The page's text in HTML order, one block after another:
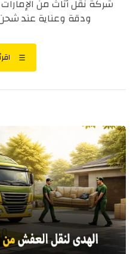
شركة نقل أثاث من
ودقة وعناية عند